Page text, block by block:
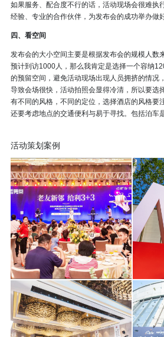
如果服务、配合度不行的话，活动现场会很难执
经验、专业的合作伙伴，为发布会的成功举办做
四、看空间
发布会的大小空间主要是根据发布会的规模人数
预计到访1000人，那么我肯定是选择一个容纳
的预留空间，避免活动现场出现人员拥挤的情况
导致会场很快，活动拍照会显得冷清，所以要选
有不同的风格，不同的定位，选择酒店的风格要
还要考虑地点的交通便利与易于寻找。包括泊车
活动策划案例